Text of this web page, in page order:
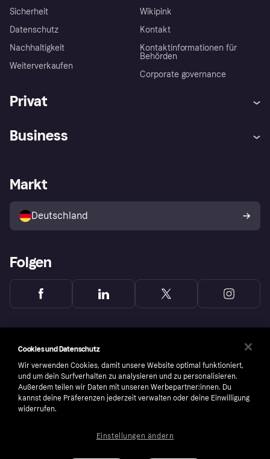
Sicherheit
Datenschutz
Nachhaltigkeit
Weiterverkaufen
Wikipink
Kontakt
Kontaktinformationen für
Behörden
Corporate governance
Privat
Klarna App
Shops entdecken
Käuferschutzrichtlinie
Dein Widerrufsrecht
Business
Händlerportal
Markt
Deutschland
Folgen
Cookies und Datenschutz
Wir verwenden Cookies, damit unsere Website optimal funktioniert,
und um dein Surfverhalten zu analysieren und zu personalisieren.
Außerdem teilen wir Daten mit unseren Werbepartner:innen. Du
kannst deine Präferenzen jederzeit verwalten oder deine Einwilligung
widerrufen.
Einstellungen ändern